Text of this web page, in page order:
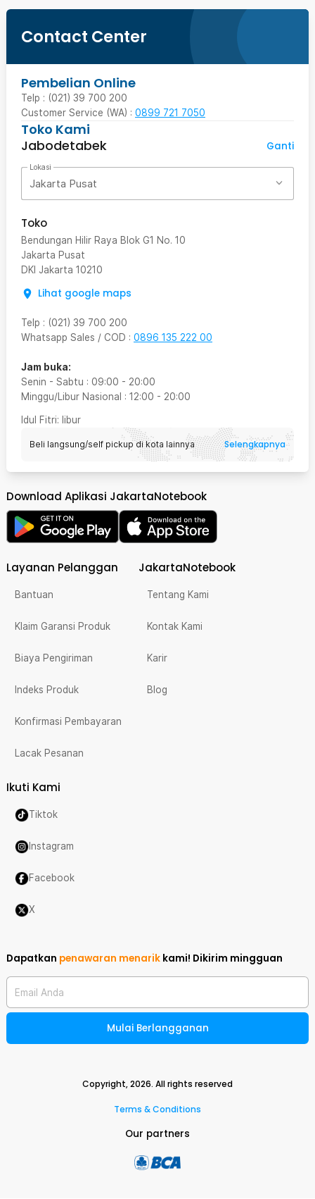
Contact Center
Pembelian Online
Telp : (021) 39 700 200
Customer Service (WA) : 0899 721 7050
Toko Kami
Jabodetabek
Ganti
Lokasi
Jakarta Pusat
Toko
Bendungan Hilir Raya Blok G1 No. 10
Jakarta Pusat
DKI Jakarta 10210
Lihat google maps
Telp : (021) 39 700 200
Whatsapp Sales / COD : 0896 135 222 00
Jam buka:
Senin - Sabtu : 09:00 - 20:00
Minggu/Libur Nasional : 12:00 - 20:00
Idul Fitri: libur
Beli langsung/self pickup di kota lainnya Selengkapnya
Download Aplikasi JakartaNotebook
Layanan Pelanggan
Bantuan
Klaim Garansi Produk
Biaya Pengiriman
Indeks Produk
Konfirmasi Pembayaran
Lacak Pesanan
JakartaNotebook
Tentang Kami
Kontak Kami
Karir
Blog
Ikuti Kami
Tiktok
Instagram
Facebook
X
Dapatkan penawaran menarik kami! Dikirim mingguan
Email Anda
Mulai Berlangganan
Copyright,2026. All rights reserved
Terms & Conditions
Our partners